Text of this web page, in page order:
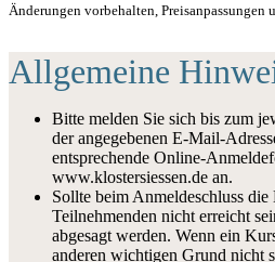
Änderungen vorbehalten, Preisanpassungen
Allgemeine
Bitte melden Sie sich bis zum
der angegebenen E-Mail-
entsprechende Online-
www.klostersiessen.de an.
Sollte beim Anmeldeschluss
Teilnehmenden nicht erreicht
abgesagt werden. Wenn ein
anderen wichtigen Grund nicht